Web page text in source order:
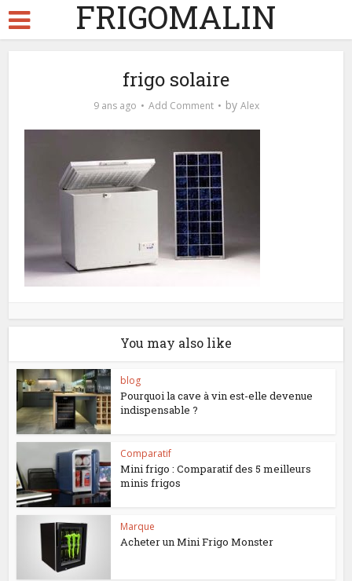
FRIGOMALIN
frigo solaire
9 ans ago Add Comment by Alex
You may also like
blog
Pourquoi la cave à vin est-elle devenue
indispensable ?
Comparatif
Mini frigo : Comparatif des 5 meilleurs
minis frigos
Marque
Acheter un Mini Frigo Monster